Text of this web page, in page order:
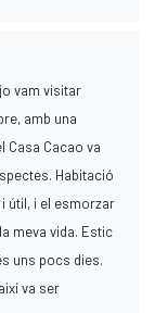
vam visitar
amb una
Casa Cacao va
Habitació
útil, i el esmorzar
meva vida. Estic
uns pocs dies.
va ser